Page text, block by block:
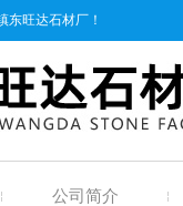
东旺达石材厂！
公司简介